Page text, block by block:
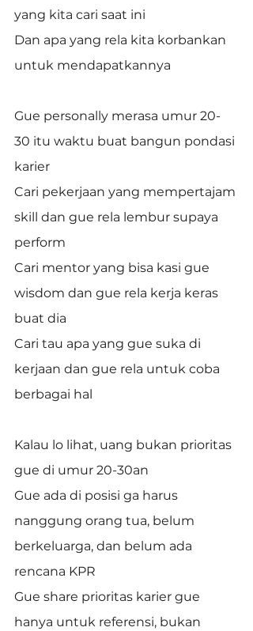
yang kita cari saat ini
Dan apa yang rela kita korbankan
untuk mendapatkannya
Gue personally merasa umur 20-
30 itu waktu buat bangun pondasi
karier
Cari pekerjaan yang mempertajam
skill dan gue rela lembur supaya
perform
Cari mentor yang bisa kasi gue
wisdom dan gue rela kerja keras
buat dia
Cari tau apa yang gue suka di
kerjaan dan gue rela untuk coba
berbagai hal
Kalau lo lihat, uang bukan prioritas
gue di umur 20-30an
Gue ada di posisi ga harus
nanggung orang tua, belum
berkeluarga, dan belum ada
rencana KPR
Gue share prioritas karier gue
hanya untuk referensi, bukan